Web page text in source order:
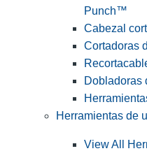
Punch™
Cabezal
Cortadoras
Dobladoras
Herramientas de
View All